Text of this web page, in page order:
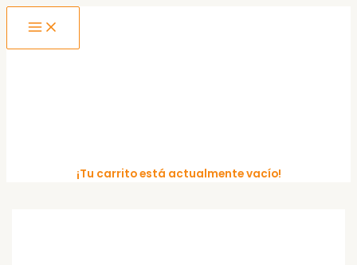
Ir
MENU
¡Tu carrito está actualmente vacío!